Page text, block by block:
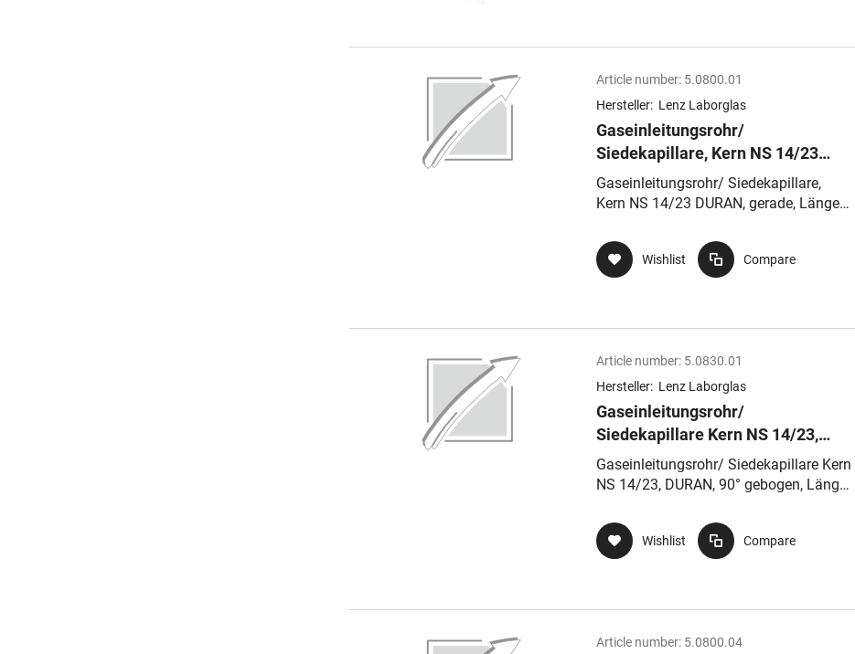
Article number: 5.0800.01
Hersteller: Lenz Laborglas
Gaseinleitungsrohr/
Siedekapillare, Kern NS 14/23
DURAN, gerade, Länge 250 mm
Gaseinleitungsrohr/ Siedekapillare,
Kern NS 14/23 DURAN, gerade, Länge
Wishlist Compare
Article number: 5.0830.01
Hersteller: Lenz Laborglas
Gaseinleitungsrohr/
Siedekapillare Kern NS 14/23,
DURAN, 90° gebogen, Länge 250
mm
Gaseinleitungsrohr/ Siedekapillare Kern
NS 14/23, DURAN, 90° gebogen, Länge
Wishlist Compare
Article number: 5.0800.04